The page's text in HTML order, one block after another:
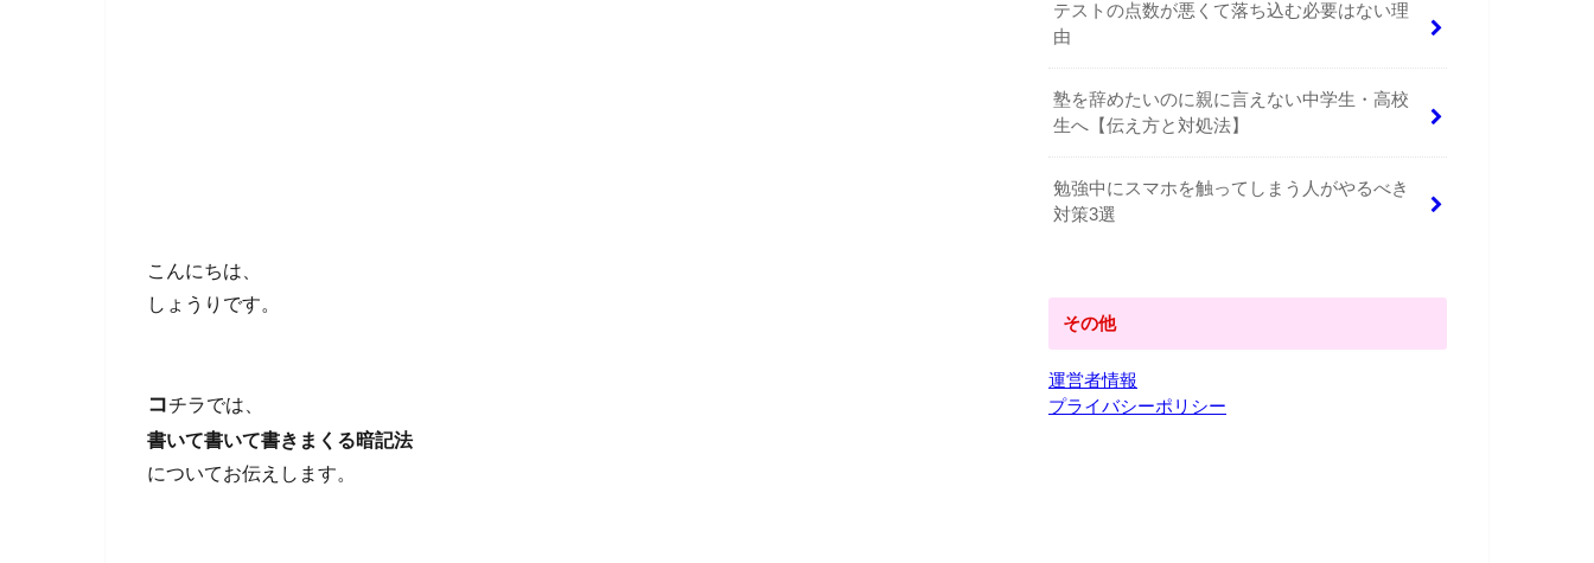
こんにちは、
しょうりです。
コチラでは、
書いて書いて書きまくる暗記法
についてお伝えします。
テストの点数が悪くて落ち込む必要はない理
由
塾を辞めたいのに親に言えない中学生・高校
生へ【伝え方と対処法】
勉強中にスマホを触ってしまう人がやるべき
対策3選
その他
運営者情報
プライバシーポリシー